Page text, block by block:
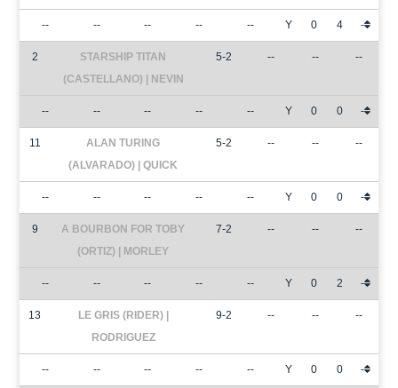
-- -- -- -- -- Y 0 4 -
2
STARSHIP TITAN
(CASTELLANO) | NEVIN
5-2 -- -- --
-- -- -- -- -- Y 0 0 -
11
ALAN TURING
(ALVARADO) | QUICK
5-2 -- -- --
-- -- -- -- -- Y 0 0 -
9
A BOURBON FOR TOBY
(ORTIZ) | MORLEY
7-2 -- -- --
-- -- -- -- -- Y 0 2 -
13
LE GRIS (RIDER) |
RODRIGUEZ
9-2 -- -- --
-- -- -- -- -- Y 0 0 -